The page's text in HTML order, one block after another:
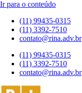
Ir para o conteúdo
(11) 99435-0315
(11) 3392-7510
contato@rina.adv.br
(11) 99435-0315
(11) 3392-7510
contato@rina.adv.br